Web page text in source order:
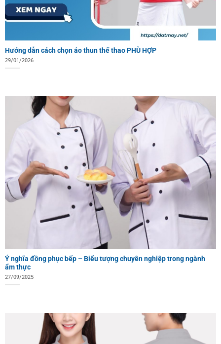
Hướng dẫn cách chọn áo thun thể thao PHÙ HỢP
29/01/2026
Ý nghĩa đồng phục bếp – Biểu tượng chuyên nghiệp trong ngành
ẩm thực
27/09/2025